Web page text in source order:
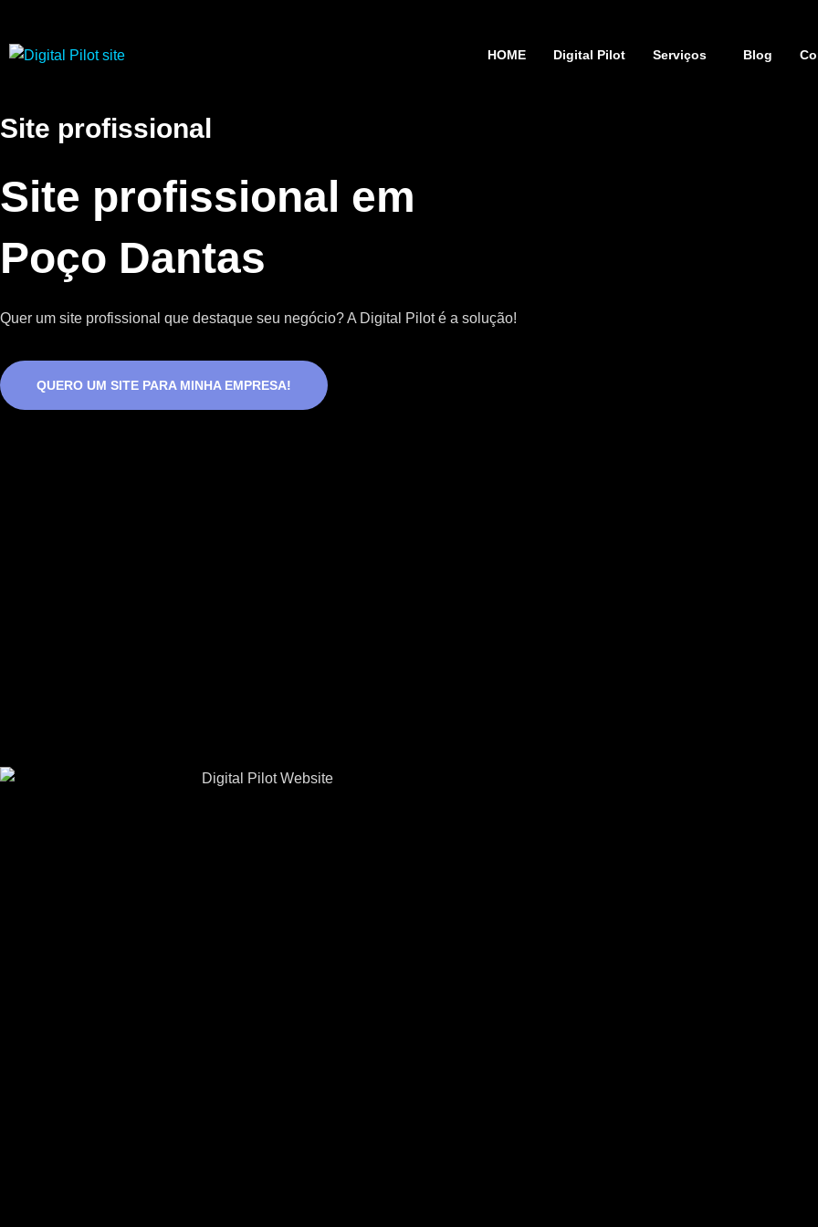
HOME Digital Pilot Serviços Blog
Site profissional
Site profissional em
Poço Dantas
Quer um site profissional que destaque seu negócio? A Digital Pilot é a solução!
QUERO UM SITE PARA MINHA EMPRESA!